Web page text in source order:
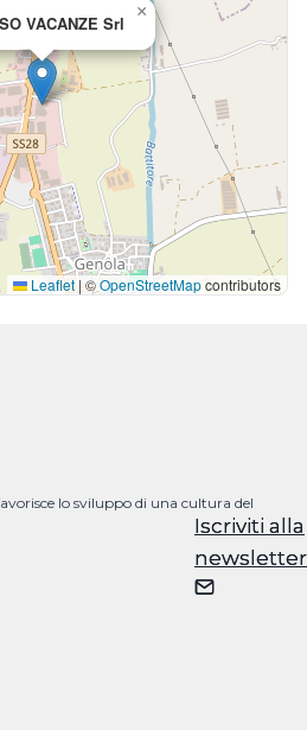
Iscriviti alla
newsletter
VACANZE Srl
×
Leaflet |©OpenStreetMapcontributors
lo sviluppo di una cultura del
Iscriviti alla
newsletter